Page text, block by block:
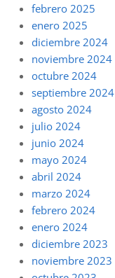
febrero 2025
enero 2025
diciembre 2024
noviembre 2024
octubre 2024
septiembre 2024
agosto 2024
julio 2024
junio 2024
mayo 2024
abril 2024
marzo 2024
febrero 2024
enero 2024
diciembre 2023
noviembre 2023